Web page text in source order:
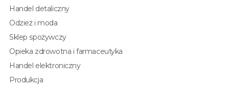
Handel detaliczny
Odzież i moda
Sklep spożywczy
Opieka zdrowotna i farmaceutyka
Handel elektroniczny
Produkcja